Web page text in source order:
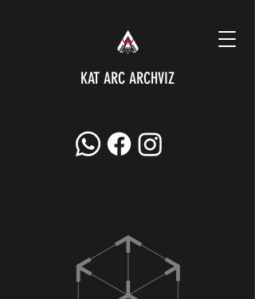
KAT ARC ARCHVIZ